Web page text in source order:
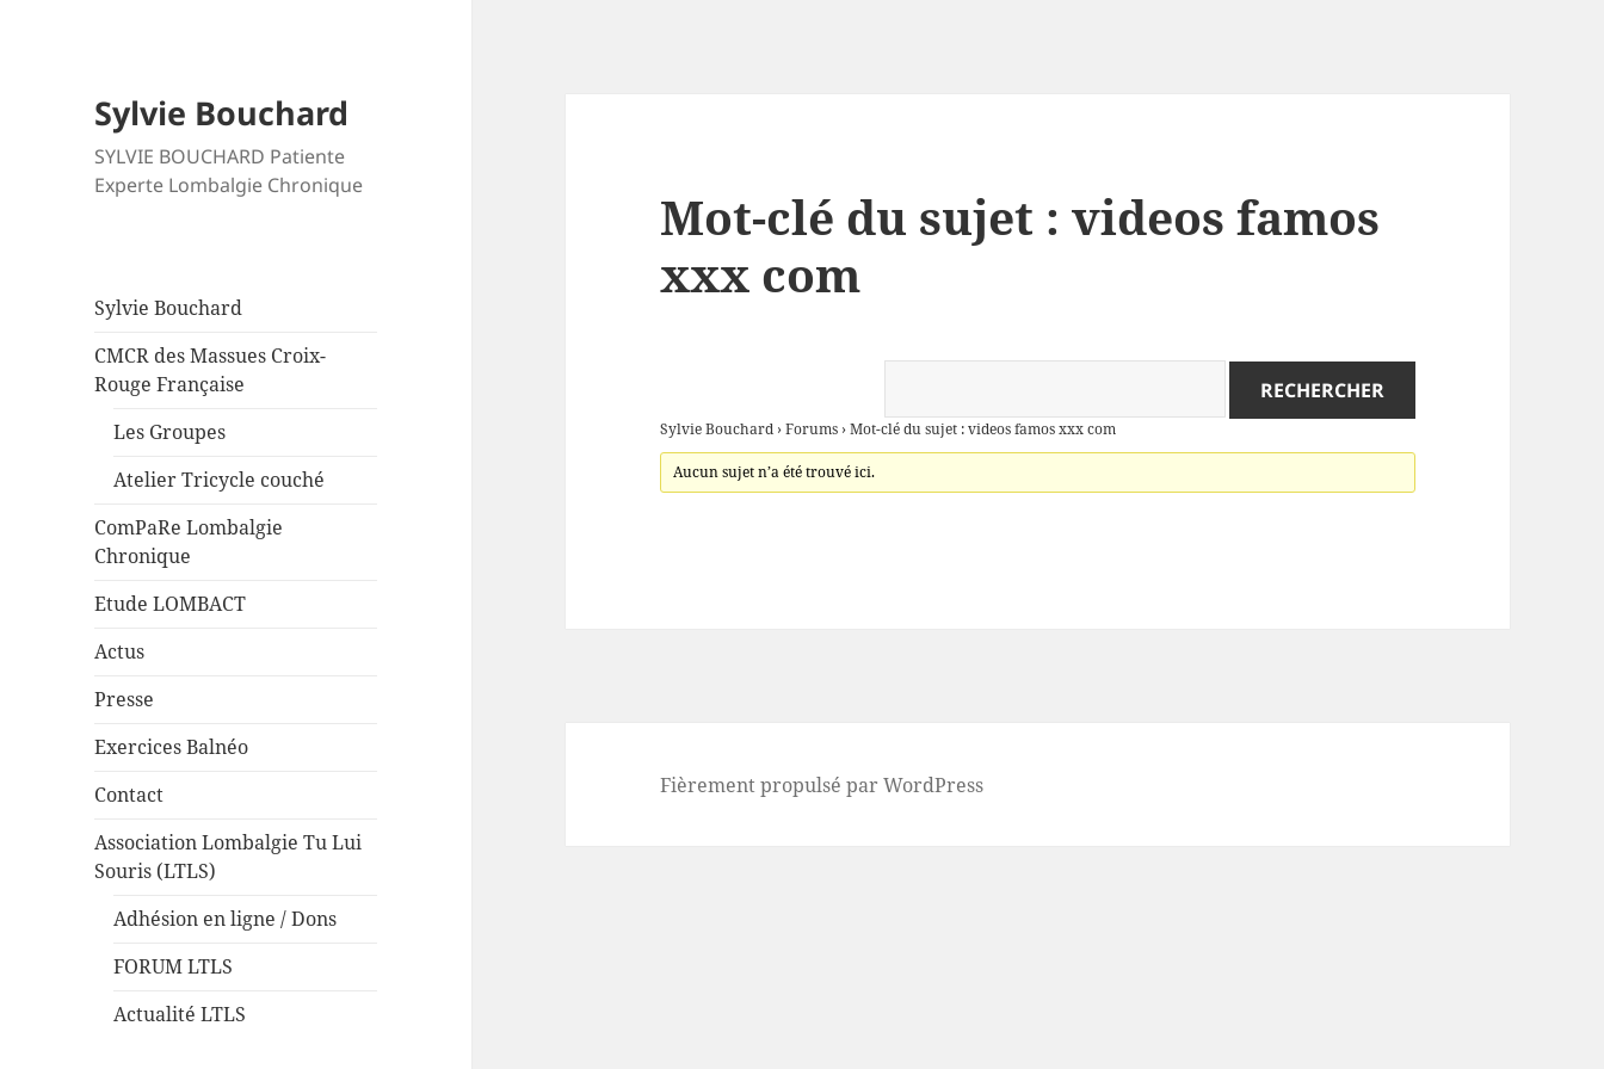
Sylvie Bouchard
SYLVIE BOUCHARD Patiente
Experte Lombalgie Chronique
Sylvie Bouchard
CMCR des Massues Croix-
Rouge Française
Les Groupes
Atelier Tricycle couché
ComPaRe Lombalgie
Chronique
Etude LOMBACT
Actus
Presse
Exercices Balnéo
Contact
Association Lombalgie Tu Lui
Souris (LTLS)
Adhésion en ligne / Dons
FORUM LTLS
Actualité LTLS
Mot-clé du sujet : videos famos
xxx com
Sylvie Bouchard ›Forums ›Mot-clé du sujet : videos famos xxx com
Aucun sujet n’a été trouvé ici.
Fièrement propulsé par WordPress